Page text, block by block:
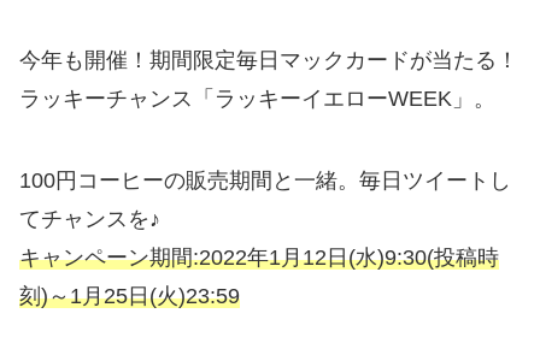
今年も開催！期間限定毎日マックカードが当たる！
ラッキーチャンス「ラッキーイエローWEEK」。
100円コーヒーの販売期間と一緒。毎日ツイートし
てチャンスを♪
キャンペーン期間:2022年1月12日(水)9:30(投稿時
刻)～1月25日(火)23:59